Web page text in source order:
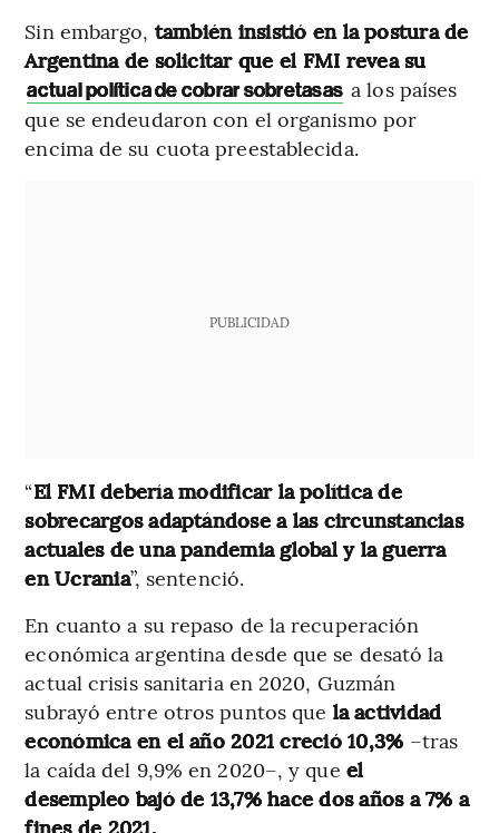
Sin embargo, también insistió en la postura de
Argentina de solicitar que el FMI revea su
actual política de cobrar sobretasas a los países
que se endeudaron con el organismo por
encima de su cuota preestablecida.
PUBLICIDAD
“El FMI debería modificar la política de
sobrecargos adaptándose a las circunstancias
actuales de una pandemia global y la guerra
en Ucrania”, sentenció.
En cuanto a su repaso de la recuperación
económica argentina desde que se desató la
actual crisis sanitaria en 2020, Guzmán
subrayó entre otros puntos que la actividad
económica en el año 2021 creció 10,3% –tras
la caída del 9,9% en 2020–, y que el
desempleo bajó de 13,7% hace dos años a 7% a
fines de 2021.